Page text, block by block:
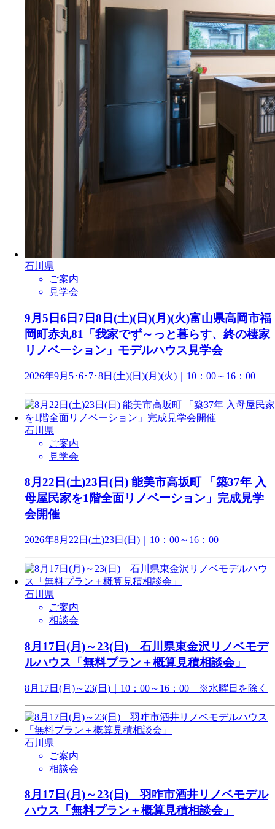
石川県
ご案内
見学会
9月5日6日7日8日(土)(日)(月)(火)富山県高岡市福
岡町赤丸81「我家でず～っと暮らす、終の棲家
リノベーション」モデルハウス見学会
2026年9月5･6･7･8日(土)(日)(月)(火)｜10：00～16：00
石川県
ご案内
見学会
8月22日(土)23日(日) 能美市高坂町 「築37年 入
母屋民家を1階全面リノベーション」完成見学
会開催
2026年8月22日(土)23日(日)｜10：00～16：00
石川県
ご案内
相談会
8月17日(月)～23(日) 石川県東金沢リノベモデ
ルハウス「無料プラン＋概算見積相談会」
8月17日(月)～23(日)｜10：00～16：00 ※水曜日を除く
石川県
ご案内
相談会
8月17日(月)～23(日) 羽咋市酒井リノベモデル
ハウス「無料プラン＋概算見積相談会」